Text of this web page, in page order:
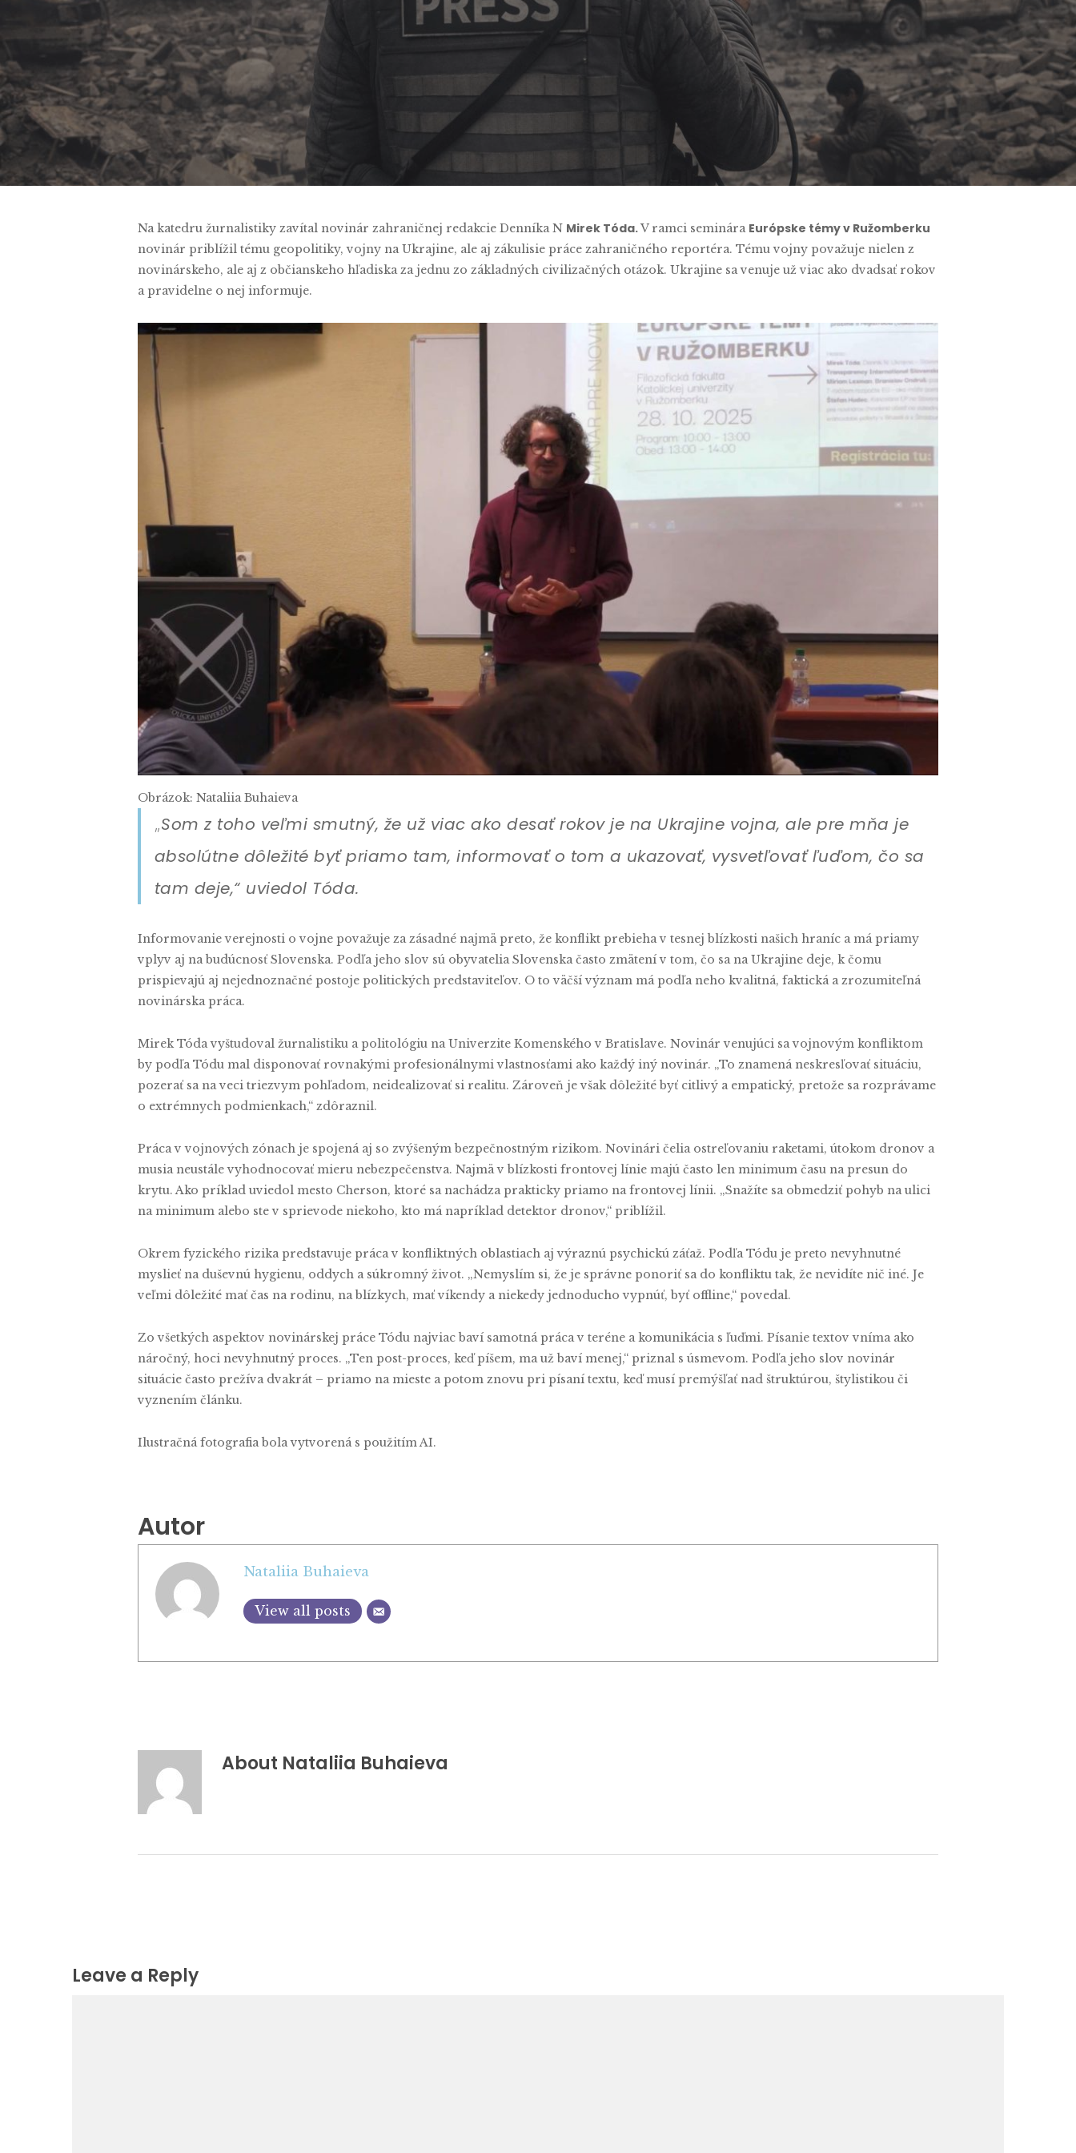
No Comments
Na katedru žurnalistiky zavítal novinár zahraničnej redakcie Denníka N Mirek Tóda.V ramci seminára Európske témy v Ružomberku
novinár priblížil tému geopolitiky, vojny na Ukrajine, ale aj zákulisie práce zahraničného reportéra. Tému vojny považuje nielen z
novinárskeho, ale aj z občianskeho hľadiska za jednu zo základných civilizačných otázok. Ukrajine sa venuje už viac ako dvadsať rokov
a pravidelne o nej informuje.
Obrázok: Nataliia Buhaieva
„Som z toho veľmi smutný, že už viac ako desať rokov je na Ukrajine vojna, ale pre mňa je
absolútne dôležité byť priamo tam, informovať o tom a ukazovať, vysvetľovať ľuďom, čo sa
tam deje,“ uviedol Tóda.
Informovanie verejnosti o vojne považuje za zásadné najmä preto, že konflikt prebieha v tesnej blízkosti našich hraníc a má priamy
vplyv aj na budúcnosť Slovenska. Podľa jeho slov sú obyvatelia Slovenska často zmätení v tom, čo sa na Ukrajine deje, k čomu
prispievajú aj nejednoznačné postoje politických predstaviteľov. O to väčší význam má podľa neho kvalitná, faktická a zrozumiteľná
novinárska práca.
Mirek Tóda vyštudoval žurnalistiku a politológiu na Univerzite Komenského v Bratislave. Novinár venujúci sa vojnovým konfliktom
by podľa Tódu mal disponovať rovnakými profesionálnymi vlastnosťami ako každý iný novinár. „To znamená neskresľovať situáciu,
pozerať sa na veci triezvym pohľadom, neidealizovať si realitu. Zároveň je však dôležité byť citlivý a empatický, pretože sa rozprávame
o extrémnych podmienkach,“ zdôraznil.
Práca v vojnových zónach je spojená aj so zvýšeným bezpečnostným rizikom. Novinári čelia ostreľovaniu raketami, útokom dronov a
musia neustále vyhodnocovať mieru nebezpečenstva. Najmä v blízkosti frontovej línie majú často len minimum času na presun do
krytu. Ako príklad uviedol mesto Cherson, ktoré sa nachádza prakticky priamo na frontovej línii. „Snažíte sa obmedziť pohyb na ulici
na minimum alebo ste v sprievode niekoho, kto má napríklad detektor dronov,“ priblížil.
Okrem fyzického rizika predstavuje práca v konfliktných oblastiach aj výraznú psychickú záťaž. Podľa Tódu je preto nevyhnutné
myslieť na duševnú hygienu, oddych a súkromný život. „Nemyslím si, že je správne ponoriť sa do konfliktu tak, že nevidíte nič iné. Je
veľmi dôležité mať čas na rodinu, na blízkych, mať víkendy a niekedy jednoducho vypnúť, byť offline,“ povedal.
Zo všetkých aspektov novinárskej práce Tódu najviac baví samotná práca v teréne a komunikácia s ľuďmi. Písanie textov vníma ako
náročný, hoci nevyhnutný proces. „Ten post-proces, keď píšem, ma už baví menej,“ priznal s úsmevom. Podľa jeho slov novinár
situácie často prežíva dvakrát – priamo na mieste a potom znovu pri písaní textu, keď musí premýšľať nad štruktúrou, štylistikou či
vyznením článku.
Ilustračná fotografia bola vytvorená s použitím AI.
Autor
Nataliia Buhaieva
View all posts
About Nataliia Buhaieva
Leave a Reply